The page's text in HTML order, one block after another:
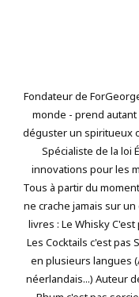
Fondateur de
monde - prend
déguster un spiritueux
Spécialiste de la loi
innovations pour les
Tous à partir du
ne crache jamais sur
livres : Le Whisky
Les Cocktails c'est pas
en plusieurs langues
néerlandais...) Auteur